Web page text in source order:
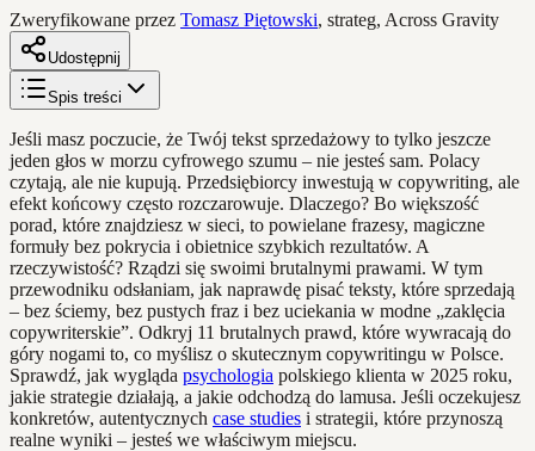
Zweryfikowane przez Tomasz Piętowski, strateg, Across Gravity
Udostępnij
Spis treści
Jeśli masz poczucie, że Twój tekst sprzedażowy to tylko jeszcze
jeden głos w morzu cyfrowego szumu – nie jesteś sam. Polacy
czytają, ale nie kupują. Przedsiębiorcy inwestują w copywriting, ale
efekt końcowy często rozczarowuje. Dlaczego? Bo większość
porad, które znajdziesz w sieci, to powielane frazesy, magiczne
formuły bez pokrycia i obietnice szybkich rezultatów. A
rzeczywistość? Rządzi się swoimi brutalnymi prawami. W tym
przewodniku odsłaniam, jak naprawdę pisać teksty, które sprzedają
– bez ściemy, bez pustych fraz i bez uciekania w modne „zaklęcia
copywriterskie”. Odkryj 11 brutalnych prawd, które wywracają do
góry nogami to, co myślisz o skutecznym copywritingu w Polsce.
Sprawdź, jak wygląda psychologia polskiego klienta w 2025 roku,
jakie strategie działają, a jakie odchodzą do lamusa. Jeśli oczekujesz
konkretów, autentycznych case studies i strategii, które przynoszą
realne wyniki – jesteś we właściwym miejscu.